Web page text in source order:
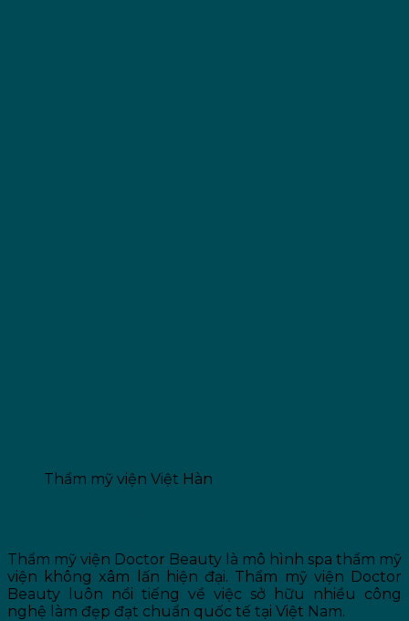
Thẩm mỹ viện Việt Hàn
Thẩm mỹ viện Doctor Beauty là mô hình spa thẩm mỹ
viện không xâm lấn hiện đại. Thẩm mỹ viện Doctor
Beauty luôn nổi tiếng về việc sở hữu nhiều công
nghệ làm đẹp đạt chuẩn quốc tế tại Việt Nam.